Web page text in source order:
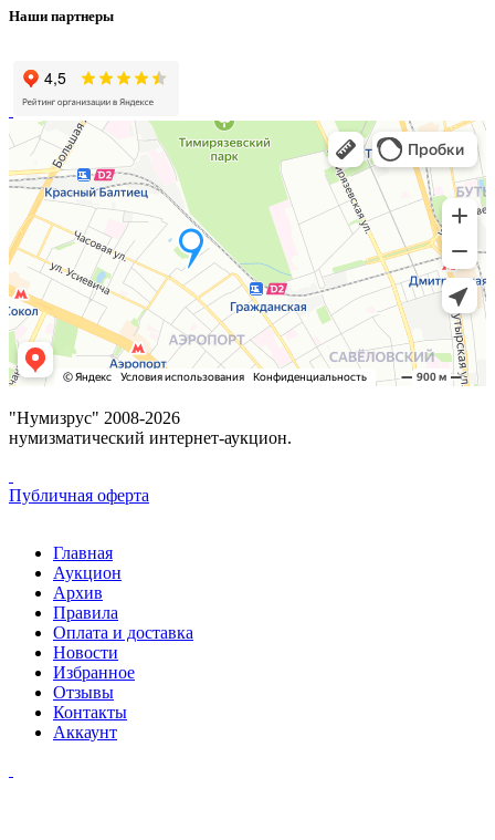
Наши партнеры
"Нумизрус" 2008-2026
нумизматический интернет-аукцион.
Публичная оферта
Главная
Аукцион
Архив
Правила
Оплата и доставка
Новости
Избранное
Отзывы
Контакты
Аккаунт